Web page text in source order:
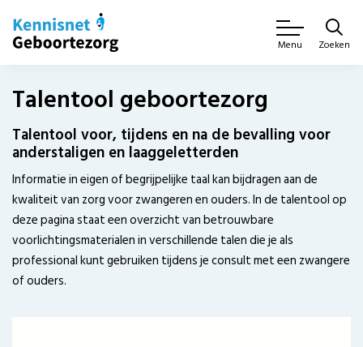
Menu Zoeken
Talentool geboortezorg
Talentool voor, tijdens en na de bevalling voor
anderstaligen en laaggeletterden
Informatie in eigen of begrijpelijke taal kan bijdragen aan de
kwaliteit van zorg voor zwangeren en ouders. In de talentool op
deze pagina staat een overzicht van betrouwbare
voorlichtingsmaterialen in verschillende talen die je als
professional kunt gebruiken tijdens je consult met een zwangere
of ouders.